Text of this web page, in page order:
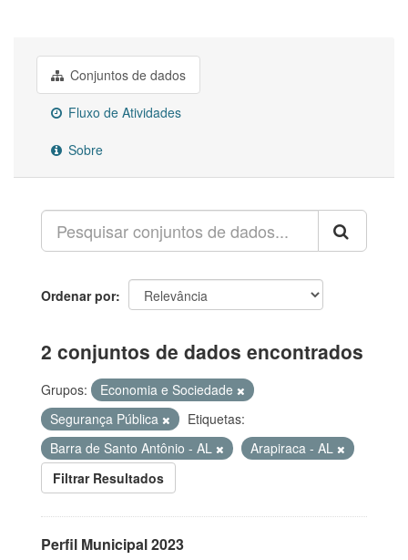
Conjuntos de dados
Fluxo de Atividades
Sobre
Ordenar por
2 conjuntos de dados encontrados
Grupos:
Economia e Sociedade
Segurança Pública
Etiquetas:
Barra de Santo Antônio - AL
Arapiraca - AL
Filtrar Resultados
Perfil Municipal 2023